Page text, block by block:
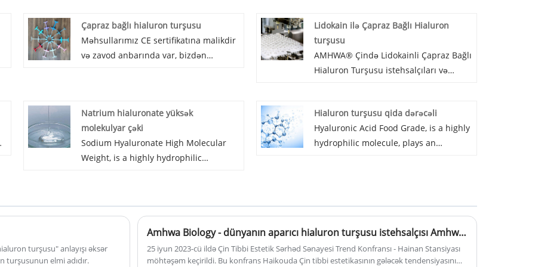
Çapraz bağlı hialuron turşusu
Məhsullarımız CE sertifikatına malikdir
və zavod anbarında var, bizdən
turşusu istehsalçısıdır. Dünyada tibb,
dəriyə qulluq və funksional qida kimi
bir çox sahələr üçün yüksək keyfiyyətli
məhsullar təmin edin.
Lidokain ilə Çapraz Bağlı Hialuron
turşusu
AMHWA® Çində Lidokainli Çapraz Bağlı
Hialuron Turşusu istehsalçıları və
turşusu istehsalçısıdır. Dünyada tibb,
dəriyə qulluq və funksional qida kimi
bir çox sahələr üçün yüksək keyfiyyətli
Natrium hialuronate yüksək
molekulyar çəki
Sodium Hyaluronate High Molecular
Weight, is a highly hydrophilic
maintain the hydration and
elastoviscosity of tissues.The
remarkable viscoelastic and water
holding property of HA, besides its
Hialuron turşusu qida dərəcəli
Hyaluronic Acid Food Grade, is a highly
hydrophilic molecule, plays an
tissues.The remarkable viscoelastic
and water holding property of HA,
besides its biocompatibility,
biodegradability, and non-
turşusu" anlayışı əksər
turşusunun elmi adıdır.
Amhwa Biology - dünyanın aparıcı hialuron turşusu istehsalçısı Amhwa Biology: hialuron turşusunun aparıcı qlobal istehsalçısı olmaq
25 iyun 2023-cü ildə Çin Tibbi Estetik Sərhəd Sənayesi Trend Konfransı - Hainan Stansiyası
möhtəşəm keçirildi. Bu konfrans Haikouda Çin tibbi estetikasının gələcək tendensiyasını